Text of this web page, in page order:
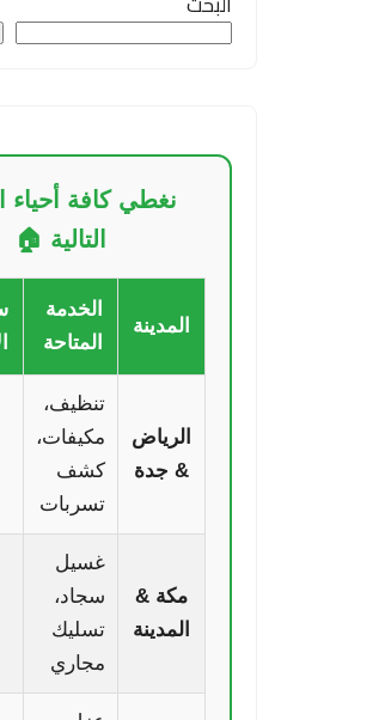
نغطي كافة أحياء
التالية 🏠
المدينة
الخدمة
المتاحة
الرياض
& جدة
تنظيف،
مكيفات،
كشف
تسربات
مكة &
المدينة
غسيل
سجاد،
تسليك
مجاري